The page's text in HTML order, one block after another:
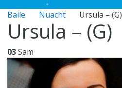
Baile Nuacht Ursula – (G)
Ursula – (G)
03Sam